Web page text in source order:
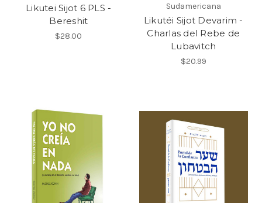
Likutei Sijot 6 PLS -
Bereshit
$28.00
Sudamericana
Likutéi Sijot Devarim -
Charlas del Rebe de
Lubavitch
$20.99